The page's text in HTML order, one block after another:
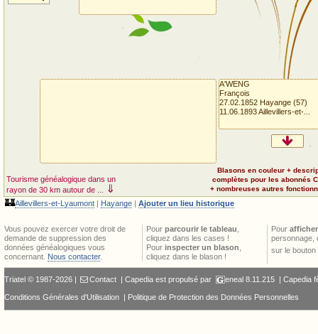
Tourisme généalogique dans un
rayon de 30 km autour de ...
⇓
A'WENG
François
27.02.1852 Hayange (57)
11.06.1893 Aillevillers-et-...
🏰Aillevillers-et-Lyaumont | Hayange | Ajouter un lieu historique
Blasons en couleur +
complètes pour les abonnés
+ nombreuses autres
Vous pouvez exercer votre droit de
demande de suppression des
données généalogiques vous
concernant. Nous contacter.
Pour parcourir le tableau
cliquez dans les cases !
Pour inspecter un blason
cliquez dans le blason !
Pour
personnage,
sur le bouton
Triatel © 1987-2026 | Contact | Capedia est propulsé par eneal8.11.215 | Capedia
Conditions Générales d'Utilisation | Politique de Protection des Données Personnelles